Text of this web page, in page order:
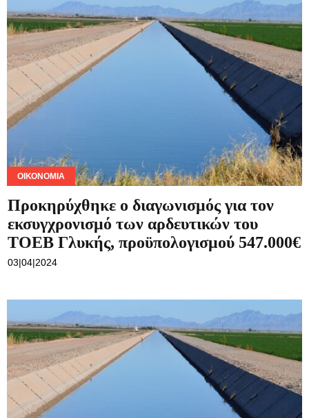
ΟΙΚΟΝΟΜΊΑ
Προκηρύχθηκε ο διαγωνισμός για τον
εκσυγχρονισμό των αρδευτικών του
ΤΟΕΒ Γλυκής, προϋπολογισμού 547.000€
03|04|2024